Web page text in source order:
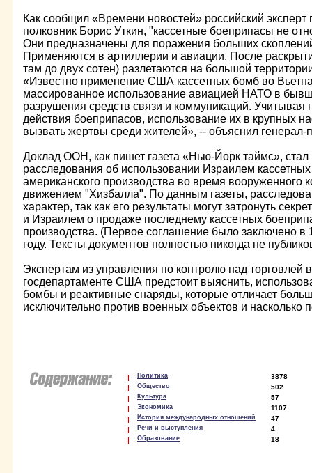
Как сообщил «Времени новостей» российский
полковник Борис Уткин, "кассетные боеприпасы не
Они предназначены для поражения больших
Применяются в артиллерии и авиации. После
там до двух сотен) разлетаются на большой
«Известно применение США кассетных бомб во
массированное использование авиацией НАТО в
разрушения средств связи и коммуникаций. Учитывая
действия боеприпасов, использование их в крупных
вызвать жертвы среди жителей», -- объяснил генерал-
Доклад ООН, как пишет газета «Нью-Йорк таймс»,
расследования об использовании Израилем
американского производства во время вооруженного
движением "Хизбалла". По данным газеты,
характер, так как его результаты могут затронуть
и Израилем о продаже последнему кассетных
производства. (Первое соглашение было заключено в
году. Тексты документов полностью никогда не
Экспертам из управления по контролю над торговлей
госдепартаменте США предстоит выяснить,
бомбы и реактивные снаряды, которые отличает
исключительно против военных объектов и
Политика 3878
Общество 502
Культура 57
Экономика 1107
История международных отношений 47
Речи и выступления 4
Образование 18